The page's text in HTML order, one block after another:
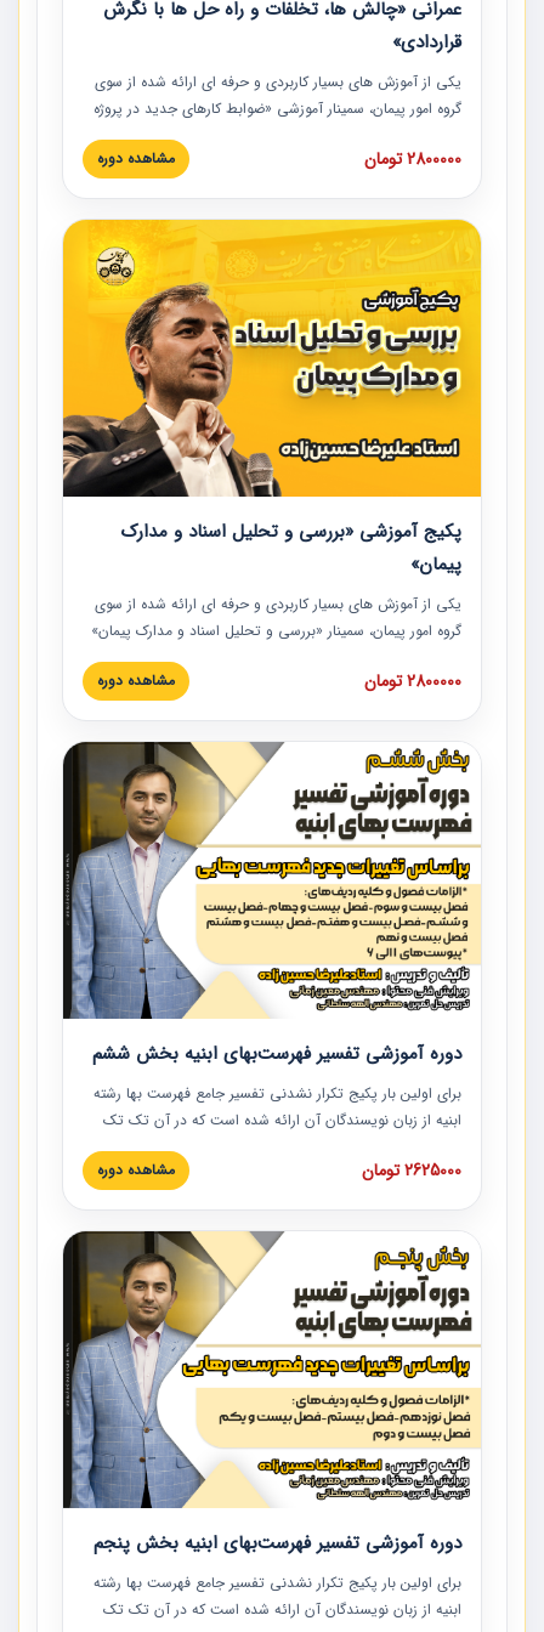
عمرانی «چالش ها، تخلفات و راه حل ها با نگرش
قراردادی»
یکی از آموزش‏‏‏‏‏‏ های بسیار کاربردی و حرفه‏ ای ارائه شده از سوی
گروه امور پیمان، سمینار آموزشی «ضوابط کارهای جدید در پروژه
های عمرانی» چالش ها، تخلفات و راه حل ها با نگرش قراردادی
است که در محل سندیکای شرکت های ساختمانی کشور ارائه شد.
مدارک پیمان به همراه تجربیات عملی ارائه شده است.
2800000 تومان مشاهده دوره
پکیج آموزشی «بررسی و تحلیل اسناد و مدارک
پیمان»
یکی از آموزش‏‏‏‏‏‏ های بسیار کاربردی و حرفه‏ ای ارائه شده از سوی
گروه امور پیمان، سمینار «بررسی و تحلیل اسناد و مدارک پیمان»
است که در دانشگاه صنعتی شریف ارائه شد. در این آموزش
نکات کلیدی مربوط به اسناد و مدارک پیمان، اولویت بندی اسناد
پیمان به همراه تجربیات عملی در این خصوص ارائه شده است.
2800000 تومان مشاهده دوره
دوره آموزشی تفسیر فهرست‌بهای ابنیه بخش ششم
برای اولین بار پکیج تکرار نشدنی تفسیر جامع فهرست بها رشته
ابنیه از زبان نویسندگان آن ارائه شده است که در آن تک تک
ردیف ها و مطالب فهرست بها تفسیر و ارائه شده است. این
دوره به صورت کامل تصویری بوده و به همراه تصاویر عملیات
دوره با کلام مهندس علیرضاحسین‌زاده مدیر پروژه مهندسی
مشاور در امر بازنگری فهرست بها رشته ابنیه ارائه شده و به تمام
همکارانی که در حوزه صنعت ساخت در حال فعالیت هستند حتما
توصیه می کنیم از مطالب این دوره استفاده نمایند.
2625000 تومان مشاهده دوره
دوره آموزشی تفسیر فهرست‌بهای ابنیه بخش پنجم
برای اولین بار پکیج تکرار نشدنی تفسیر جامع فهرست بها رشته
ابنیه از زبان نویسندگان آن ارائه شده است که در آن تک تک